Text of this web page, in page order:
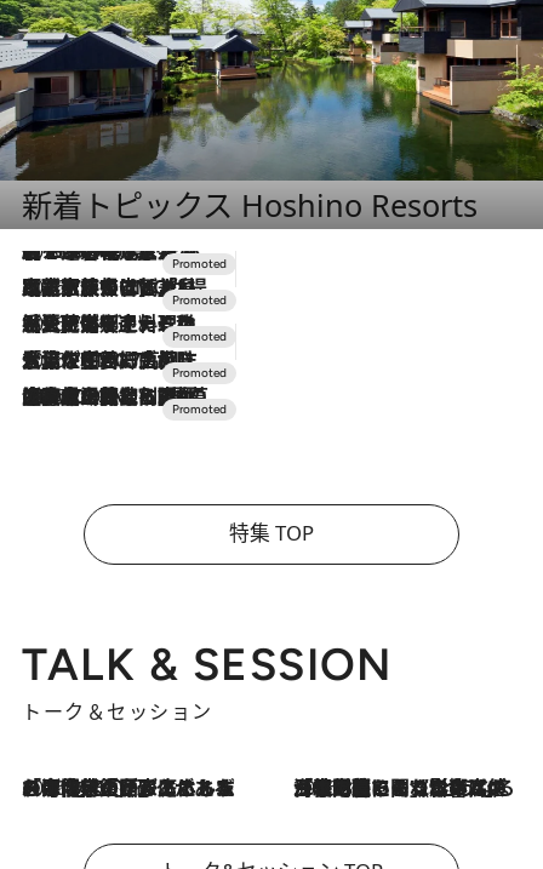
新着トピックス Hoshino Resorts
2026.8.7
【トンボの足水浴】ヒノキの香りに包まれて涼感マックス！約13℃の湧水かけ流しを避暑地「星野温泉 トンボの湯」で体験
2026.7.31
【ホテル帰省】という選択肢をOMOが提案。家族とほどよい距離を保つには「昼は実家、夜は気兼ねなくホテルで！」
2026.7.24
【夏限定ディナーコース】旬を迎える稚鮎や花ズッキーニなどをイタリア・トスカーナの郷土料理の手法で満喫！
2026.7.17
「土佐和ハーブかき氷」がOMO7高知に登場！生姜、山椒、大葉など目にも舌にも涼を呼ぶ郷土の味
2026.7.10
NEW OPEN！【界 草津】名湯の地に誕生。趣の異なる2種の温泉と上州ならではの会席・蕎麦割烹など美食を味わう究極の癒やし旅
特集 TOP
TALK & SESSION
トーク＆セッション
2026.8.3
「今後値上げがあるとすれば…」「リスクがあるのは今年の冬」エネルギー専門家が語る、ホルムズ海峡封鎖が家庭にもたらす“ある心配” 2026.8.3
「住宅建てられない…」「サーチャージ料の高値が続いている」ホルムズ海峡封鎖による影響はいつまで続く？《エネルギー専門家に聞く“どうなる日本の暮らし”》